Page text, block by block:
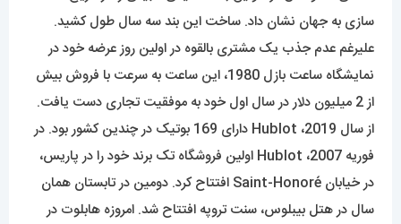
سازی به جهان نشان داد. ساخت این بند سه سال طول کشید.
علیرغم عدم جذب یک مشتری بالقوه در اولین روز عرضه خود در
نمایشگاه ساعت بازل 1980، این ساعت به سرعت با فروش بیش
از 2 میلیون دلار در سال اول خود به موفقیت تجاری دست یافت.
از سال 2019، Hublot دارای 169 بوتیک در چندین کشور بود. در
فوریه 2007، Hublot اولین فروشگاه تک برند خود را در پاریس،
در خیابان Saint-Honoré افتتاح کرد. دومین در تابستان همان
سال در هتل بیبلوس، سنت تروپه افتتاح شد. امروزه هابلوت در